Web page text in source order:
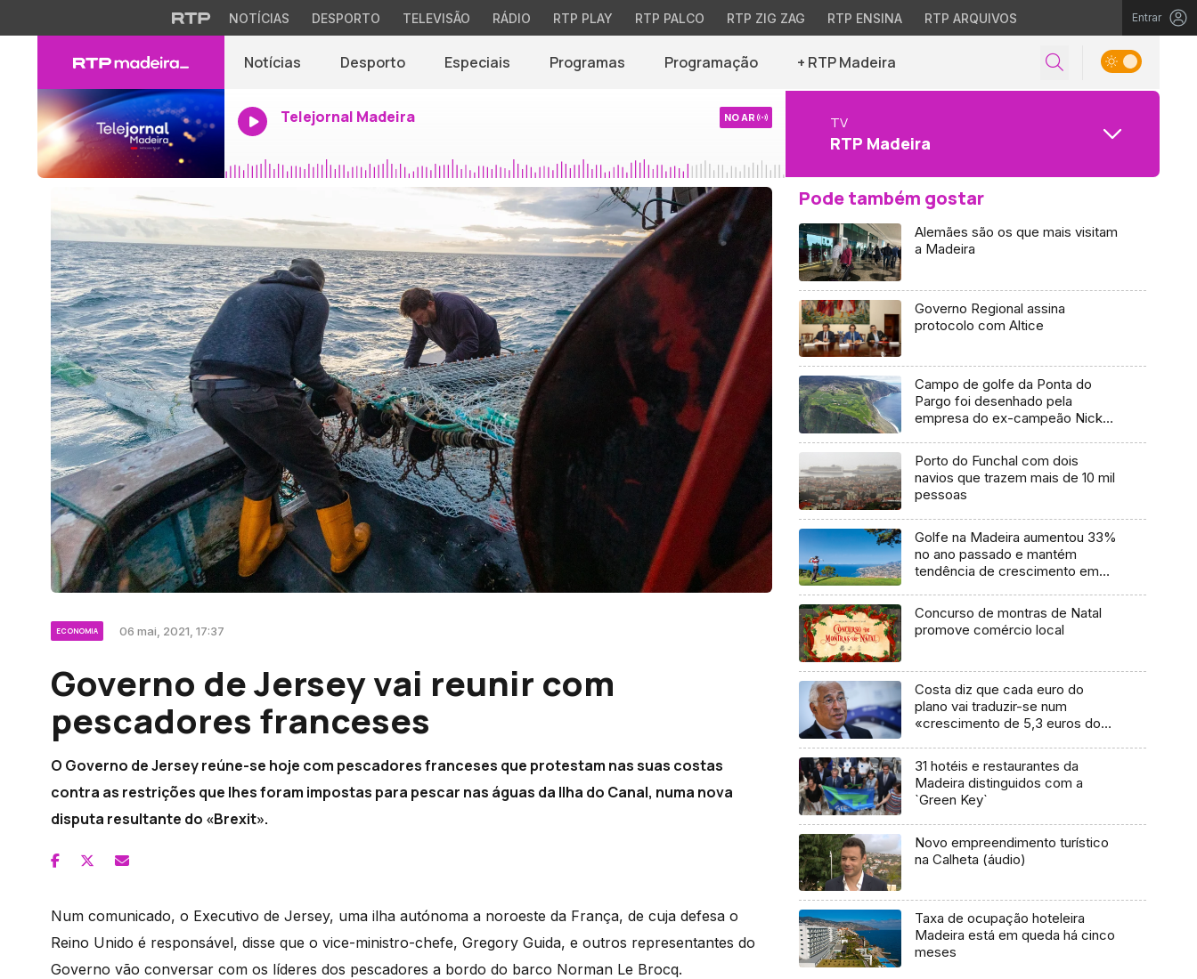
NOTÍCIAS DESPORTO TELEVISÃO RÁDIO RTP PLAY RTP PALCO RTP ZIG ZAG RTP ENSINA RTP ARQUIVOS Entrar
Notícias Desporto Especiais Programas Programação + RTP Madeira
Telejornal Madeira NO AR TV
RTP Madeira
ECONOMIA 06 mai, 2021, 17:37
Governo de Jersey vai reunir com
pescadores franceses
O Governo de Jersey reúne-se hoje com pescadores franceses que protestam nas suas costas
contra as restrições que lhes foram impostas para pescar nas águas da Ilha do Canal, numa nova
disputa resultante do «Brexit».
Num comunicado, o Executivo de Jersey, uma ilha autónoma a noroeste da França, de cuja defesa o
Reino Unido é responsável, disse que o vice-ministro-chefe, Gregory Guida, e outros representantes do
Governo vão conversar com os líderes dos pescadores a bordo do barco Norman Le Brocq.
Pode também gostar
Alemães são os que mais visitam
a Madeira
Governo Regional assina
protocolo com Altice
Campo de golfe da Ponta do
Pargo foi desenhado pela
empresa do ex-campeão Nick
Porto do Funchal com dois
navios que trazem mais de 10 mil
pessoas
Golfe na Madeira aumentou 33%
no ano passado e mantém
tendência de crescimento em
Concurso de montras de Natal
promove comércio local
Costa diz que cada euro do
plano vai traduzir-se num
«crescimento de 5,3 euros do
31 hotéis e restaurantes da
Madeira distinguidos com a
`Green Key`
Novo empreendimento turístico
na Calheta (áudio)
Taxa de ocupação hoteleira
Madeira está em queda há cinco
meses